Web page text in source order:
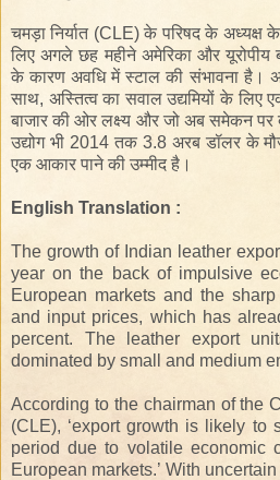
चमड़ा निर्यात(CLE)के परिषद के अध्यक्ष के
लिए अगले छह महीने अमेरिका और यूरोपीय
के कारण अवधि में स्टाल की संभावना है।
साथ, अस्तित्व का सवाल उद्यमियों के लिए
बाजार की ओर लक्ष्य और जो अब समेकन पर
उद्योग भी2014 तक3.8 अरब डॉलर के
एक आकार पाने की उम्मीद है।
English Translation :
The growth of Indian leather
year on the back of impulsive
European markets and the
and input prices, which has
percent. The leather export
dominated by small and medium
According to the chairman of the
(CLE), ‘export growth is likely to
period due to volatile economic
European markets.’ With